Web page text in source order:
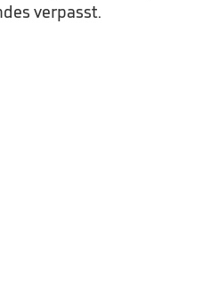
verpasst.